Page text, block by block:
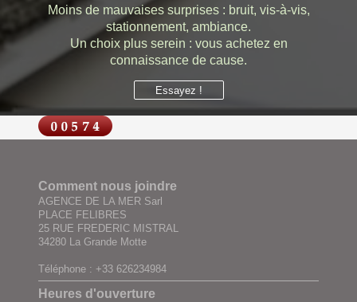
Moins de mauvaises surprises : bruit, vis-à-vis,
stationnement, ambiance.
Un choix plus serein : vous achetez en
connaissance de cause.
Essayez !
Comment nous joindre
AGENCE DE LA MER Sarl
PLACE FELIBRES
25 RUE FREDERIC MISTRAL
34280 La Grande Motte
Téléphone : +33 626234984
Heures d'ouverture